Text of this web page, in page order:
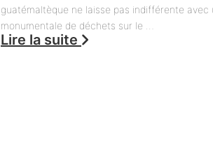
guatémaltèque ne laisse pas indifférente avec
monumentale de déchets sur le …
Lire la suite